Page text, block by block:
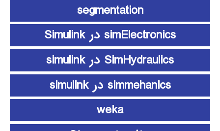
segmentation
simElectronics در Simulink
SimHydraulics در simulink
simmehanics در simulink
weka